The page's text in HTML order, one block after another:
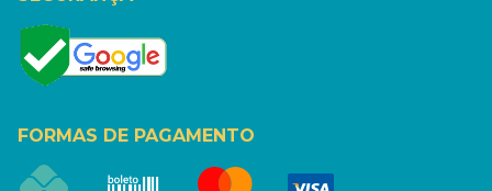
FORMAS DE PAGAMENTO